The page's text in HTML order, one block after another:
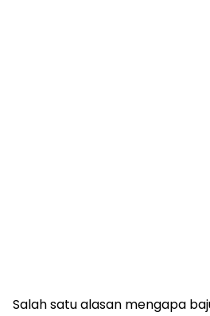
Salah satu alasan mengapa